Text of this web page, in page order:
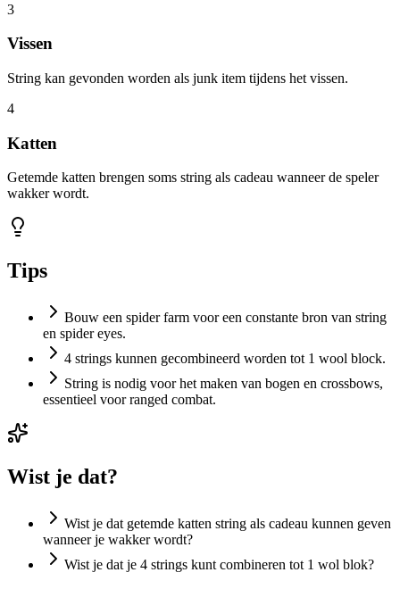
3
Vissen
String kan gevonden worden als junk item tijdens het vissen.
4
Katten
Getemde katten brengen soms string als cadeau wanneer de speler
wakker wordt.
Tips
Bouw een spider farm voor een constante bron van string
en spider eyes.
4 strings kunnen gecombineerd worden tot 1 wool block.
String is nodig voor het maken van bogen en crossbows,
essentieel voor ranged combat.
Wist je dat?
Wist je dat getemde katten string als cadeau kunnen geven
wanneer je wakker wordt?
Wist je dat je 4 strings kunt combineren tot 1 wol blok?